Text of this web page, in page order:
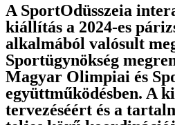
A SportOdüsszeia
kiállítás a 2024-es
alkalmából valósult
Sportügynökség
Magyar Olimpiai és
együttműködésben. A
tervezéséért és a